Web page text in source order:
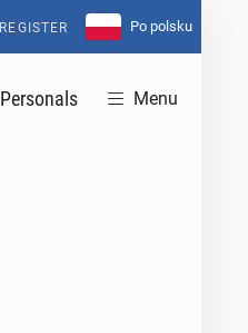
REGISTER Po polsku
Personals Menu